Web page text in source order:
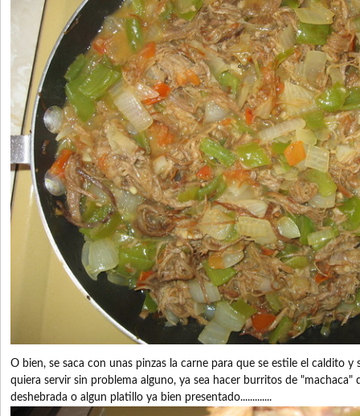
O bien, se saca con unas pinzas la carne para que se estile el caldito y
quiera servir sin problema alguno, ya sea hacer burritos de "machaca"
deshebrada o algun platillo ya bien presentado.............